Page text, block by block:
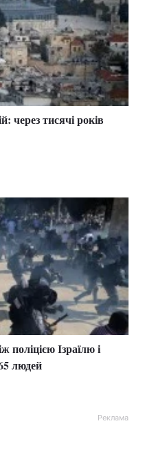
через тисячі років
поліцією Ізраїлю і
людей
Реклама